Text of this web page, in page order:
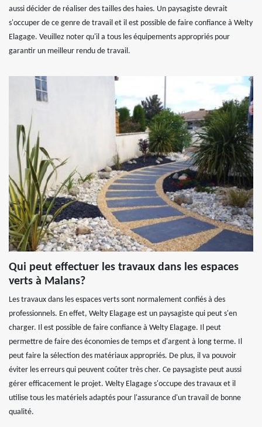
aussi décider de réaliser des tailles des haies. Un paysagiste devrait
s'occuper de ce genre de travail et il est possible de faire confiance à Welty
Elagage. Veuillez noter qu'il a tous les équipements appropriés pour
garantir un meilleur rendu de travail.
Qui peut effectuer les travaux dans les espaces
verts à Malans?
Les travaux dans les espaces verts sont normalement confiés à des
professionnels. En effet, Welty Elagage est un paysagiste qui peut s'en
charger. Il est possible de faire confiance à Welty Elagage. Il peut
permettre de faire des économies de temps et d'argent à long terme. Il
peut faire la sélection des matériaux appropriés. De plus, il va pouvoir
éviter les erreurs qui peuvent coûter très cher. Ce paysagiste peut aussi
gérer efficacement le projet. Welty Elagage s'occupe des travaux et il
utilise tous les matériels adaptés pour l'assurance d'un travail de bonne
qualité.